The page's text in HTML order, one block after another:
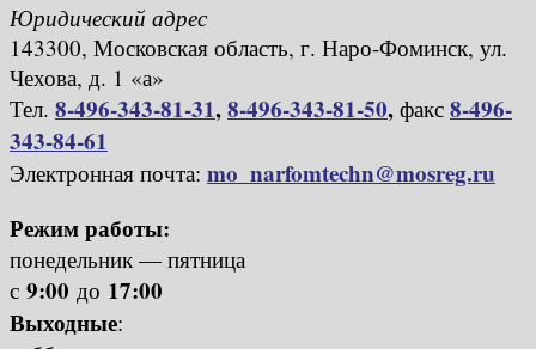
Юридический адрес
143300, Московская область, г. Наро-Фоминск, ул.
Чехова, д. 1 «а»
Тел. 8-496-343-81-31,8-496-343-81-50, факс 8-496-
343-84-61
Электронная почта: mo_narfomtechn@mosreg.ru
Режим работы:
понедельник — пятница
с 9:00 до 17:00
Выходные: